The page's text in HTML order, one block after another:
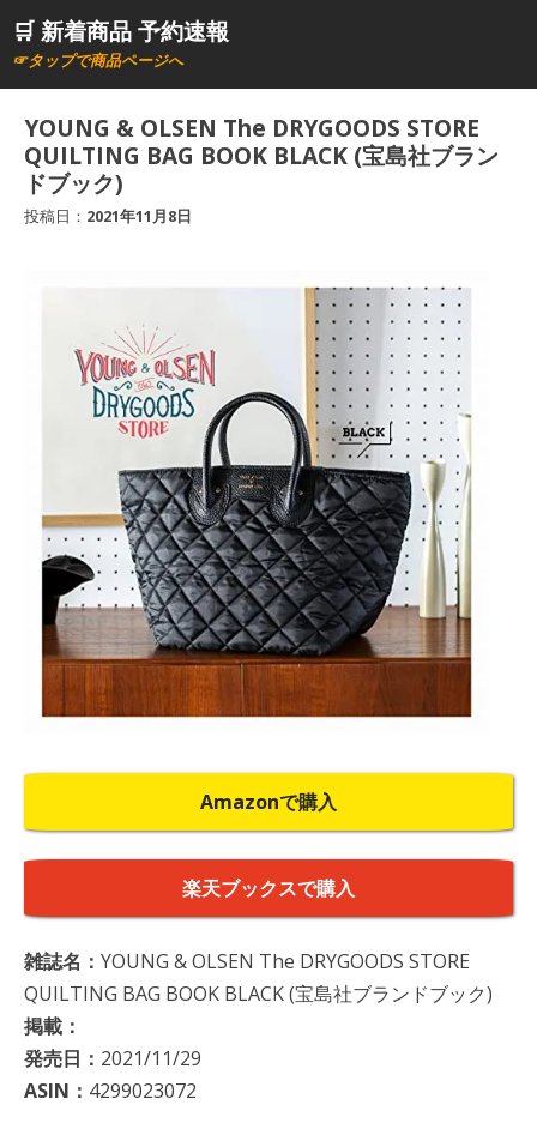
ン🛒 新着商品 予約速報
☞タップで商品ページへ
YOUNG & OLSEN The DRYGOODS STORE
QUILTING BAG BOOK BLACK (宝島社ブラン
ドブック)
投稿日： 2021年11月8日
Amazonで購入
楽天ブックスで購入
雑誌名： YOUNG & OLSEN The DRYGOODS STORE
QUILTING BAG BOOK BLACK (宝島社ブランドブック)
掲載：
発売日： 2021/11/29
ASIN： 4299023072